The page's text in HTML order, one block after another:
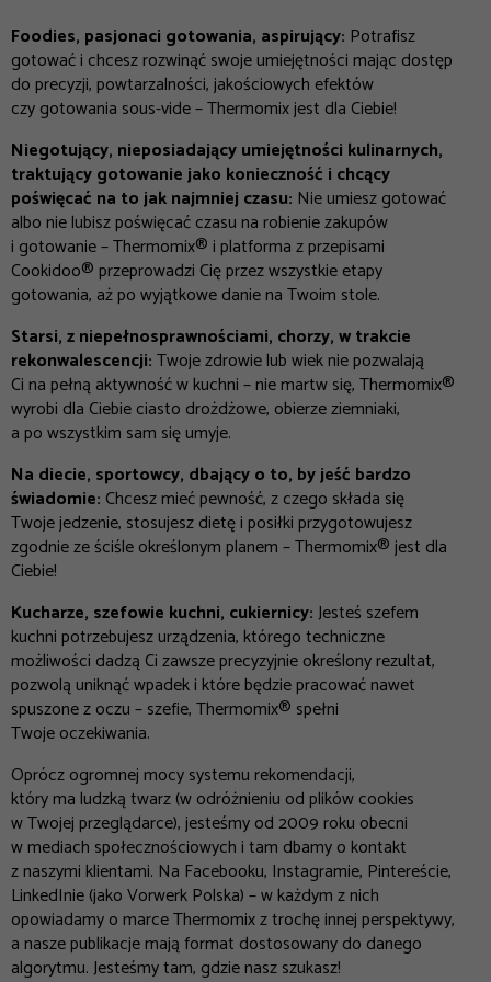
Foodies, pasjonaci gotowania, aspirujący: Potrafisz
gotować i chcesz rozwinąć swoje umiejętności mając dostęp
do precyzji, powtarzalności, jakościowych efektów
czy gotowania sous-vide – Thermomix jest dla Ciebie!
Niegotujący, nieposiadający umiejętności kulinarnych,
traktujący gotowanie jako konieczność i chcący
poświęcać na to jak najmniej czasu: Nie umiesz gotować
albo nie lubisz poświęcać czasu na robienie zakupów
i gotowanie – Thermomix® i platforma z przepisami
Cookidoo® przeprowadzi Cię przez wszystkie etapy
gotowania, aż po wyjątkowe danie na Twoim stole.
Starsi, z niepełnosprawnościami, chorzy, w trakcie
rekonwalescencji:Twoje zdrowie lub wiek nie pozwalają
Ci na pełną aktywność w kuchni – nie martw się, Thermomix®
wyrobi dla Ciebie ciasto drożdżowe, obierze ziemniaki,
a po wszystkim sam się umyje.
Na diecie, sportowcy, dbający o to, by jeść bardzo
świadomie: Chcesz mieć pewność, z czego składa się
Twoje jedzenie, stosujesz dietę i posiłki przygotowujesz
zgodnie ze ściśle określonym planem – Thermomix® jest dla
Ciebie!
Kucharze, szefowie kuchni, cukiernicy:Jesteś szefem
kuchni potrzebujesz urządzenia, którego techniczne
możliwości dadzą Ci zawsze precyzyjnie określony rezultat,
pozwolą uniknąć wpadek i które będzie pracować nawet
spuszone z oczu – szefie, Thermomix® spełni
Twoje oczekiwania.
Oprócz ogromnej mocy systemu rekomendacji,
który ma ludzką twarz (w odróżnieniu od plików cookies
w Twojej przeglądarce), jesteśmy od 2009 roku obecni
w mediach społecznościowych i tam dbamy o kontakt
z naszymi klientami. Na Facebooku, Instagramie, Pintereście,
LinkedInie (jako Vorwerk Polska) – w każdym z nich
opowiadamy o marce Thermomix z trochę innej perspektywy,
a nasze publikacje mają format dostosowany do danego
algorytmu. Jesteśmy tam, gdzie nasz szukasz!